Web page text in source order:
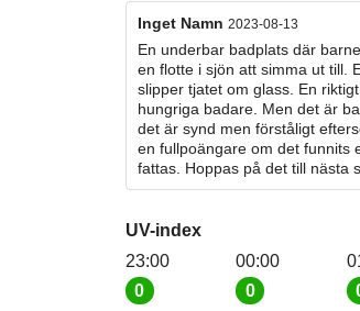
Inget Namn 2023-08-13
En underbar badplats där
en flotte i sjön att simma ut till.
slipper tjatet om glass. En
hungriga badare. Men det är
det är synd men förståligt
en fullpoängare om det funnits
fattas. Hoppas på det till nästa
UV-index
23:00
0
00:00
0